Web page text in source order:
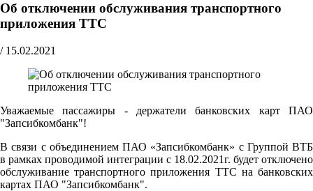
Об отключении обслуживания транспортного
приложения ТТС
/ 15.02.2021
Уважаемые пассажиры - держатели банковских карт ПАО
"Запсибкомбанк"!
В связи с объединением ПАО «Запсибкомбанк» с Группой ВТБ
в рамках проводимой интеграции с 18.02.2021г. будет отключено
обслуживание транспортного приложения ТТС на банковских
картах ПАО "Запсибкомбанк".